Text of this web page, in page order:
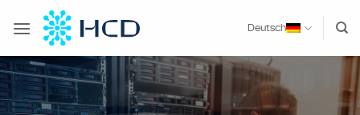
Inhalt
springen
Deutsch